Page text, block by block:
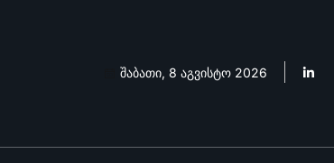
შაბათი, 8 აგვისტო 2026